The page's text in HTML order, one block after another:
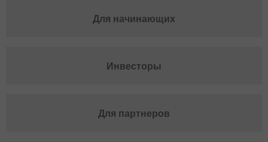
Для начинающих
Инвесторы
Для партнеров